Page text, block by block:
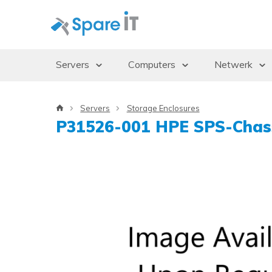
Servers
Storage Enclosures
Uninterruptible Power Supply (UPS)
Computers
Thin Clients
Monitoren
Netwerk
Switches
Servers Storage Enclosures
P31526-001 HPE SPS-